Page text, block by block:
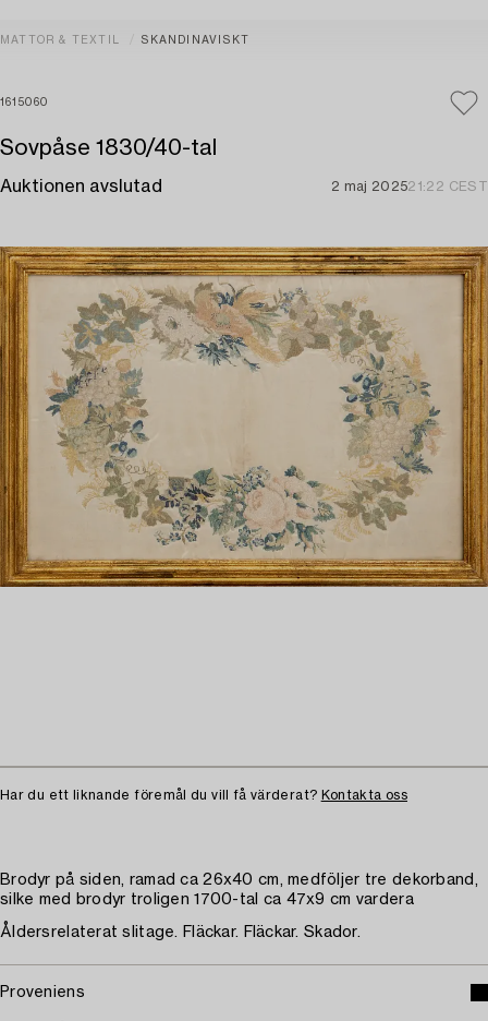
MATTOR & TEXTIL SKANDINAVISKT
1615060
Sovpåse 1830/40-tal
Auktionen avslutad 2 maj 202521:22 CEST
Har du ett liknande föremål du vill få värderat? Kontakta oss
Brodyr på siden, ramad ca 26x40 cm, medföljer tre dekorband,
silke med brodyr troligen 1700-tal ca 47x9 cm vardera
Åldersrelaterat slitage. Fläckar. Fläckar. Skador.
Proveniens